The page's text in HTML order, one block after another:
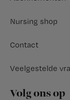
Nursing shop
Contact
Veelgestelde
Volg ons op